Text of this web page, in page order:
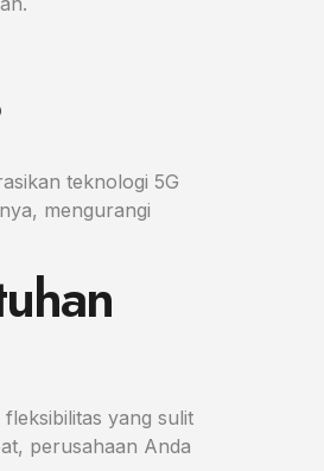
teknologi 5G
mengurangi
yang sulit
perusahaan Anda